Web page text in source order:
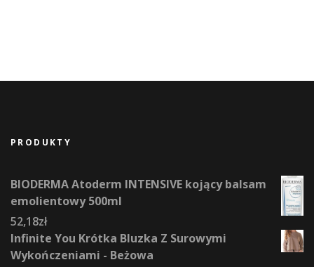
PRODUKTY
BIODERMA Atoderm INTENSIVE kojący balsam
emolientowy 500ml
52,18zł
Infinite You Krótka Bluzka Z Surowymi
Wykończeniami - Beżowa